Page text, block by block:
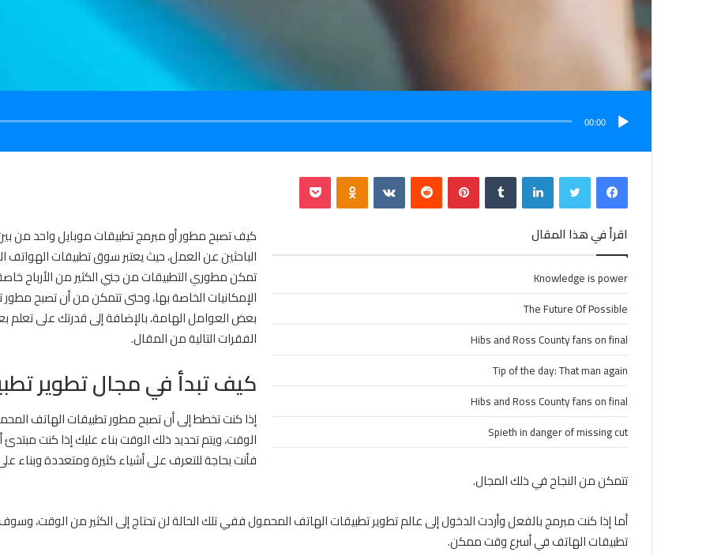
00:00
فيسبوكتويتر لينكدإن بينتيريست Odnoklassniki
بوكيت
اقرأ في هذا المقال
Knowledge is power
The Future Of Possible
Hibs and Ross County fans on final
Tip of the day: That man again
Hibs and Ross County fans on final
Spieth in danger of missing cut
كيف تصبح مطور أو مبرمج تطبيقات موبايل واحد من
الباحثين عن العمل، حيث يعتبر سوق تطبيقات
تمكن مطوري التطبيقات من جني الكثير من الأرباح
الإمكانيات الخاصة بها، وحتى تتمكن من أن تصبح
بعض العوامل الهامة، بالإضافة إلى قدرتك على
الفقرات التالية من المقال.
كيف تبدأ في مجال تطوير
إذا كنت تخطط إلى أن تصبح مطور تطبيقات الهاتف
الوقت، ويتم تحديد ذلك الوقت بناء عليك إذا كنت
فأنت بحاجة للتعرف على أشياء كثيرة ومتعددة
تتمكن من النجاح في ذلك المجال.
أما إذا كنت مبرمج بالفعل وأردت الدخول إلى عالم تطوير تطبيقات الهاتف المحمول ففي تلك الحالة لن تحتاج إلى الكثير من الوقت،
تطبيقات الهاتف في أسرع وقت ممكن.